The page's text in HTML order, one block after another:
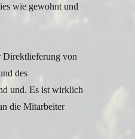
wie gewohnt und
Direktlieferung von
des
und. Es ist wirklich
die Mitarbeiter